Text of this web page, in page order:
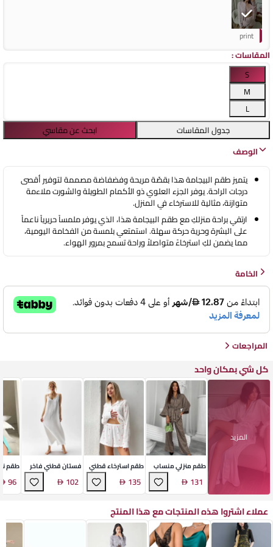
print
المقاسات:
S
M
L
جدول المقاسات
ابحث عن مقاسي
الوصف
يتميز طقم البيجامة هذا بقصّة مريحة وفضفاضة مصممة لتوفير أقصى
درجات الراحة. يوفر الجزء العلوي ذو الأكمام الطويلة والشورت ملاءمة
متوازنة، مثالية للاسترخاء في المنزل.
ارتقي براحة منزلكِ مع طقم البيجامة هذا، الذي يوفر ملمساً حريرياً ناعماً
على البشرة وحرية حركة سهلة. استمتعي بلمسة من الفخامة اليومية،
مما يضمن لكِ استرخاءً متواصلاً وراحة تسمح بمرور الهواء.
الخامة
المراجعات
كل شي بمكان واحد
المزيد
طقم منزلي منساب
ناعم
131
طقم استرخاء قطني
فاخر
135
فستان قطني فاخر
بحمالات
102
طقم
ناعم
96
عملاء اشتروا هذه المنتجات مع هذا المنتج